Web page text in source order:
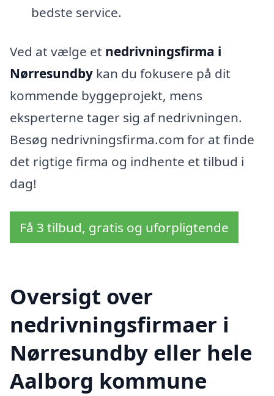
bedste service.
Ved at vælge et nedrivningsfirma i
Nørresundby kan du fokusere på dit
kommende byggeprojekt, mens
eksperterne tager sig af nedrivningen.
Besøg nedrivningsfirma.com for at finde
det rigtige firma og indhente et tilbud i
dag!
Få 3 tilbud, gratis og uforpligtende
Oversigt over
nedrivningsfirmaer i
Nørresundby eller hele
Aalborg kommune